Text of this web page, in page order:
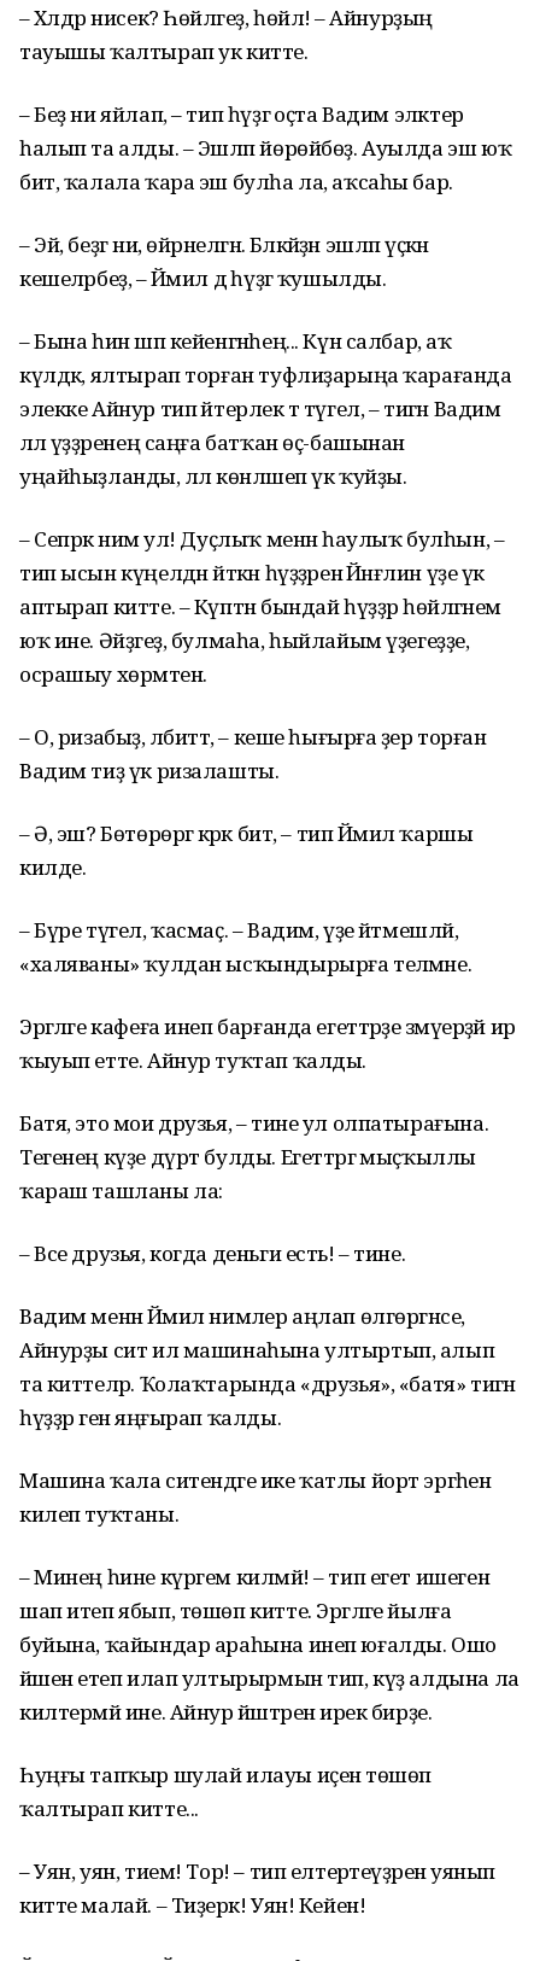
– Хәлдәр нисек? Һөйлә­геҙ, һөйлә! – Айнурҙың
тауышы ҡалтырап ук китте.
– Беҙ ни яйлап, – тип һүҙгә оҫта Вадим эләктерә
һалып та алды. – Эшләп йөрөйбөҙ. Ауылда эш юҡ
бит, ҡалала ҡара эш булһа ла, аҡсаһы бар.
– Эй, беҙгә ни, өйрә­нелгән. Бәләкәйҙән эшләп үҫкән
кешеләрбеҙ, – Йәмил дә һүҙгә ҡушылды.
– Бына һин шәп кейен­гәнһең... Күн салбар, аҡ
күлдәк, ялтырап торған туф­лиҙарыңа ҡарағанда
элекке Айнур тип әйтерлек тә түгел, – тигән Вадим
әллә үҙҙәренең саңға батҡан өҫ-башынан
уңайһыҙланды, әллә көнләшеп үк ҡуйҙы.
– Сепрәк нимә ул! Дуҫ­лыҡ менән һаулыҡ булһын, –
тип ысын күңелдән әйткән һүҙҙәренә Йәнғәлин үҙе үк
аптырап китте. – Күптән бындай һүҙҙәр һөйләгәнем
юҡ ине. Әйҙәгеҙ, булмаһа, һыйлайым үҙегеҙҙе,
осра­шыу хөрмәтенә.
– О, ризабыҙ, әлбиттә, – кеше һығырға әҙер торған
Вадим тиҙ үк ризалашты.
– Ә, эш? Бөтөрөргә кәрәк бит, – тип Йәмил ҡаршы
килде.
– Бүре түгел, ҡасмаҫ. – Вадим, үҙе әйтмешләй,
«халяваны» ҡулдан ысҡынды­рырға теләмәне.
Эргәләге кафеға инеп барғанда егеттәрҙе әзмәүерҙәй ир
ҡыуып етте. Айнур туҡтап ҡалды.
Батя, это мои друзья, – тине ул олпатырағына.
Те­генең күҙе дүрт булды. Егеттәргә мыҫҡыллы
ҡараш ташланы ла:
– Все друзья, когда день­ги есть! – тине.
Вадим менән Йәмил ни­мәлер аңлап өлгөргәнсе,
Айнурҙы сит ил машинаһы­на ултыртып, алып
та кит­теләр. Ҡолаҡтарында «дру­зья», «батя» тигән
һүҙҙәр генә яңғырап ҡалды.
Машина ҡала ситендәге ике ҡатлы йорт эргәһенә
килеп туҡтаны.
– Минең һине күргем килмәй! – тип егет ишеген
шап итеп ябып, төшөп кит­те. Эргәләге йылға
буйына, ҡайындар араһына инеп юғалды. Ошо
йәшенә етеп илап ултырырмын тип, күҙ алдына ла
килтермәй ине. Айнур йәштәренә ирек бирҙе.
Һуңғы тапҡыр шу­лай илауы иҫенә төшөп
ҡалтырап китте...
– Уян, уян, тием! Тор! – тип елтерәтеүҙәренә уянып
китте малай. – Тиҙерәк! Уян! Кейен!